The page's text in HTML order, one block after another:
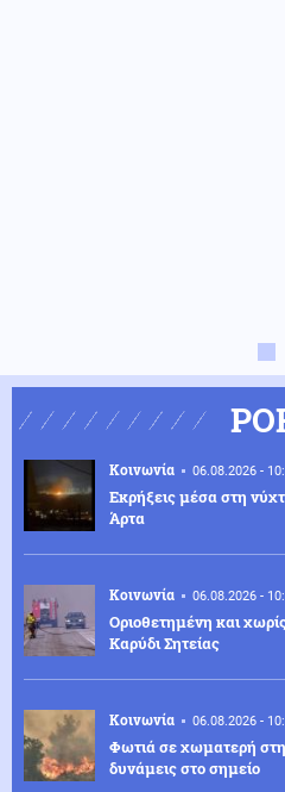
Κοινωνία 06.08.2026 -
Eκρήξεις μέσα στη
Άρτα
Κοινωνία 06.08.2026 -
Οριοθετημένη και
Καρύδι Σητείας
Κοινωνία 06.08.2026 -
Φωτιά σε χωματερή
δυνάμεις στο σημείο